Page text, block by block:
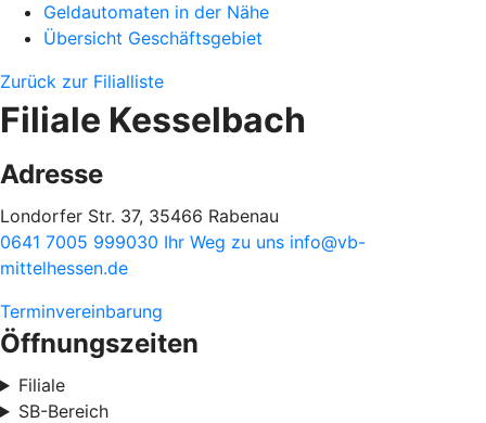
Geldautomaten in der Nähe
Übersicht Geschäftsgebiet
Zurück zur Filialliste
Filiale Kesselbach
Adresse
Londorfer Str. 37, 35466 Rabenau
0641 7005 999030 Ihr Weg zu uns info@vb-
mittelhessen.de
Terminvereinbarung
Öffnungszeiten
Filiale
SB-Bereich